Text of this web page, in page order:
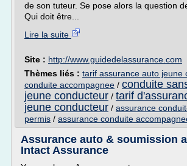
de son tuteur. Se pose alors la question
Qui doit être...
Lire la suite
Site : http://www.guidedelassurance.com
Thèmes liés : tarif assurance auto jeune
conduite accompagnee / conduite
jeune conducteur / tarif
jeune conducteur / assurance
permis / assurance conduite
Assurance auto & soumission
Intact Assurance